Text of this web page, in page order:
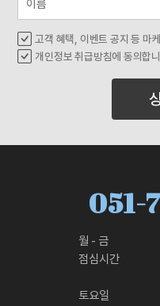
고객 혜택, 이벤트 공지 등 마
개인정보 취급방침에 동의합
051-
월 - 금
점심시간
토요일